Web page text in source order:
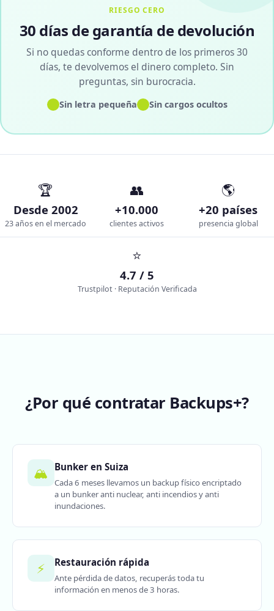
RIESGO CERO
30 días de garantía de devolución
Si no quedas conforme dentro de los primeros 30
días, te devolvemos el dinero completo. Sin
preguntas, sin burocracia.
✓Sin letra pequeña✓Sin cargos ocultos
🏆
Desde 2002
23 años en el mercado
👥
+10.000
clientes activos
🌎
+20 países
presencia global
⭐
4.7 / 5
Trustpilot · Reputación Verificada
¿Por qué contratar Backups+?
🏔️ Bunker en Suiza
Cada 6 meses llevamos un backup físico encriptado
a un bunker anti nuclear, anti incendios y anti
inundaciones.
⚡ Restauración rápida
Ante pérdida de datos, recuperás toda tu
información en menos de 3 horas.